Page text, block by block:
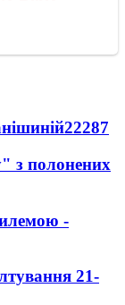
22287
з полонених
-
21-